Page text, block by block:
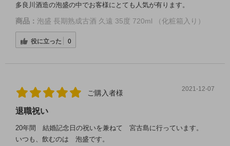
多良川酒造の泡盛の中でお客様にとても人気が有ります。
商品： 泡盛 長期熟成古酒 久遠 35度 720ml （化粧箱入り）
役に立った 0
ご購入者様 2021-12-07
退職祝い
20年間 結婚記念日の祝いを兼ねて 宮古島に行っています。
いつも、飲むのは 泡盛です。